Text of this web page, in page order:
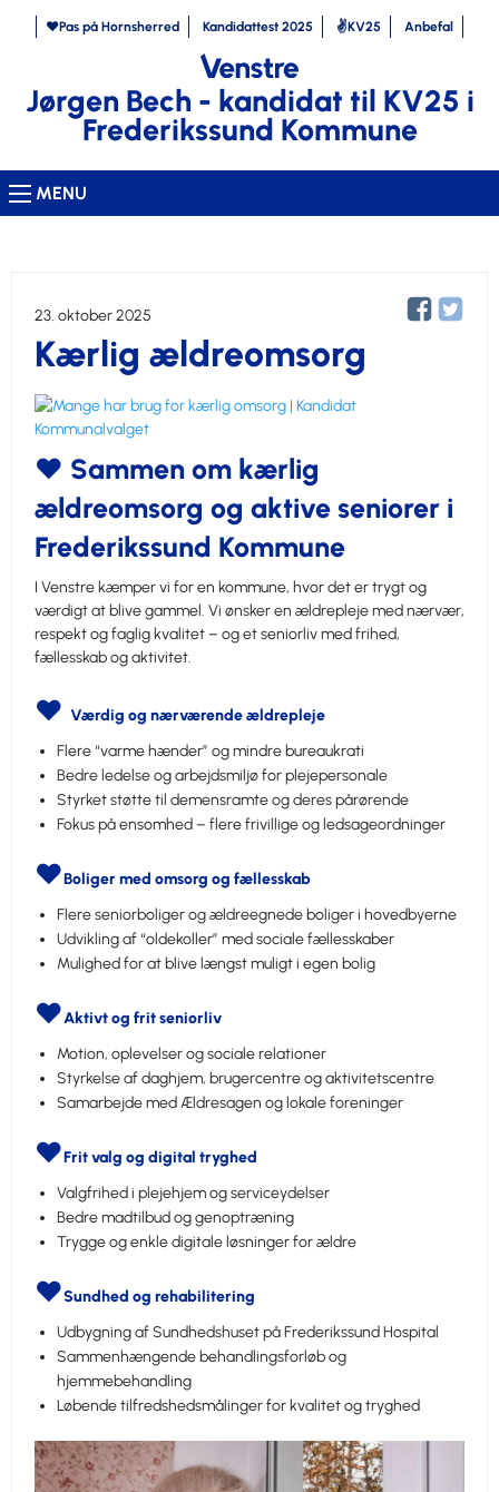
❤️Pas på Hornsherred Kandidattest 2025 ✌️KV25 Anbefal
Jørgen Bech - kandidat til KV25 i
Frederikssund Kommune
MENU
23. oktober 2025
Kærlig ældreomsorg
❤️ Sammen om kærlig
ældreomsorg og aktive seniorer i
Frederikssund Kommune
I Venstre kæmper vi for en kommune, hvor det er trygt og
værdigt at blive gammel. Vi ønsker en ældrepleje med nærvær,
respekt og faglig kvalitet – og et seniorliv med frihed,
fællesskab og aktivitet.
❤️ Værdig og nærværende ældrepleje
Flere “varme hænder” og mindre bureaukrati
Bedre ledelse og arbejdsmiljø for plejepersonale
Styrket støtte til demensramte og deres pårørende
Fokus på ensomhed – flere frivillige og ledsageordninger
❤️Boliger med omsorg og fællesskab
Flere seniorboliger og ældreegnede boliger i hovedbyerne
Udvikling af “oldekoller” med sociale fællesskaber
Mulighed for at blive længst muligt i egen bolig
❤️Aktivt og frit seniorliv
Motion, oplevelser og sociale relationer
Styrkelse af daghjem, brugercentre og aktivitetscentre
Samarbejde med Ældresagen og lokale foreninger
❤️Frit valg og digital tryghed
Valgfrihed i plejehjem og serviceydelser
Bedre madtilbud og genoptræning
Trygge og enkle digitale løsninger for ældre
❤️Sundhed og rehabilitering
Udbygning af Sundhedshuset på Frederikssund Hospital
Sammenhængende behandlingsforløb og
hjemmebehandling
Løbende tilfredshedsmålinger for kvalitet og tryghed